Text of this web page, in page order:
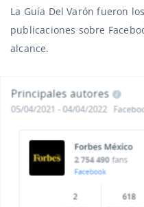
La Guía Del Varón fueron
publicaciones sobre
alcance.